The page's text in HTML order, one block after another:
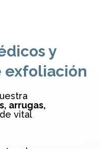
y
exfoliación
arrugas,
vital